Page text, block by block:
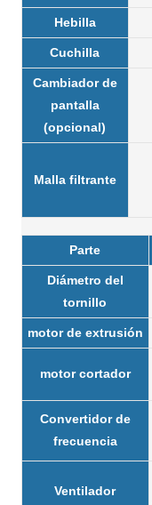
Hebilla
Cuchilla
Cambiador de
pantalla
(opcional)
Malla filtrante
Parte
Diámetro del
tornillo
motor de extrusión
motor cortador
Convertidor de
frecuencia
Ventilador